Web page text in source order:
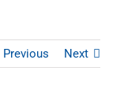
Previous Next